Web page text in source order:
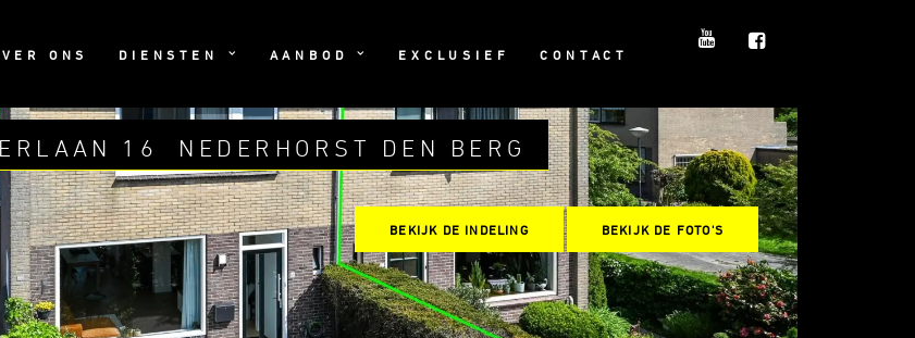
ONS DIENSTEN AANBOD EXCLUSIEF CONTACT
16 NEDERHORST DEN BERG
BEKIJK DE FOTO'S
BEKIJK DE INDELING